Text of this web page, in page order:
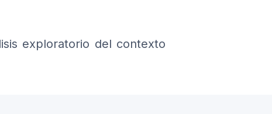
exploratorio del contexto